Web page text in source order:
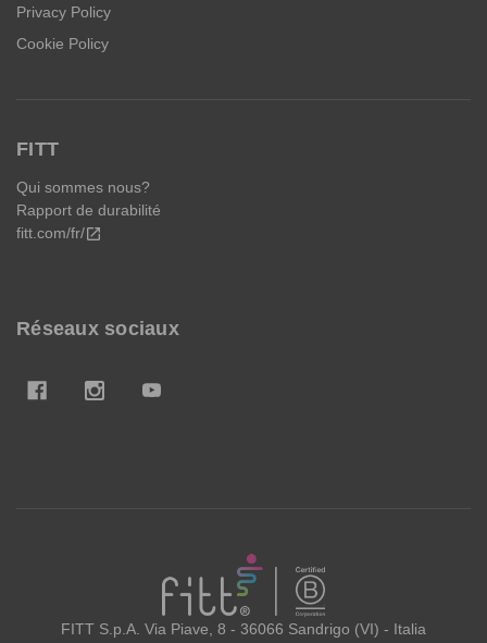
Privacy Policy
Cookie Policy
FITT
Qui sommes nous?
Rapport de durabilité
fitt.com/fr/open_in_new
Réseaux sociaux
FITT
FITT S.p.A. Via Piave, 8 - 36066 Sandrigo (VI) - Italia